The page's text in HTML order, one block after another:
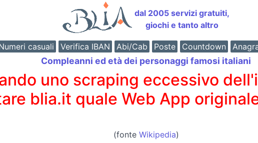
dal 2005 servizi gratuiti,
giochi e tanto altro
casuali Verifica IBAN Abi/Cab Poste Countdown
Compleanni ed età dei personaggi famosi italiani
uno scraping eccessivo
blia.it quale Web App
(fonte Wikipedia)